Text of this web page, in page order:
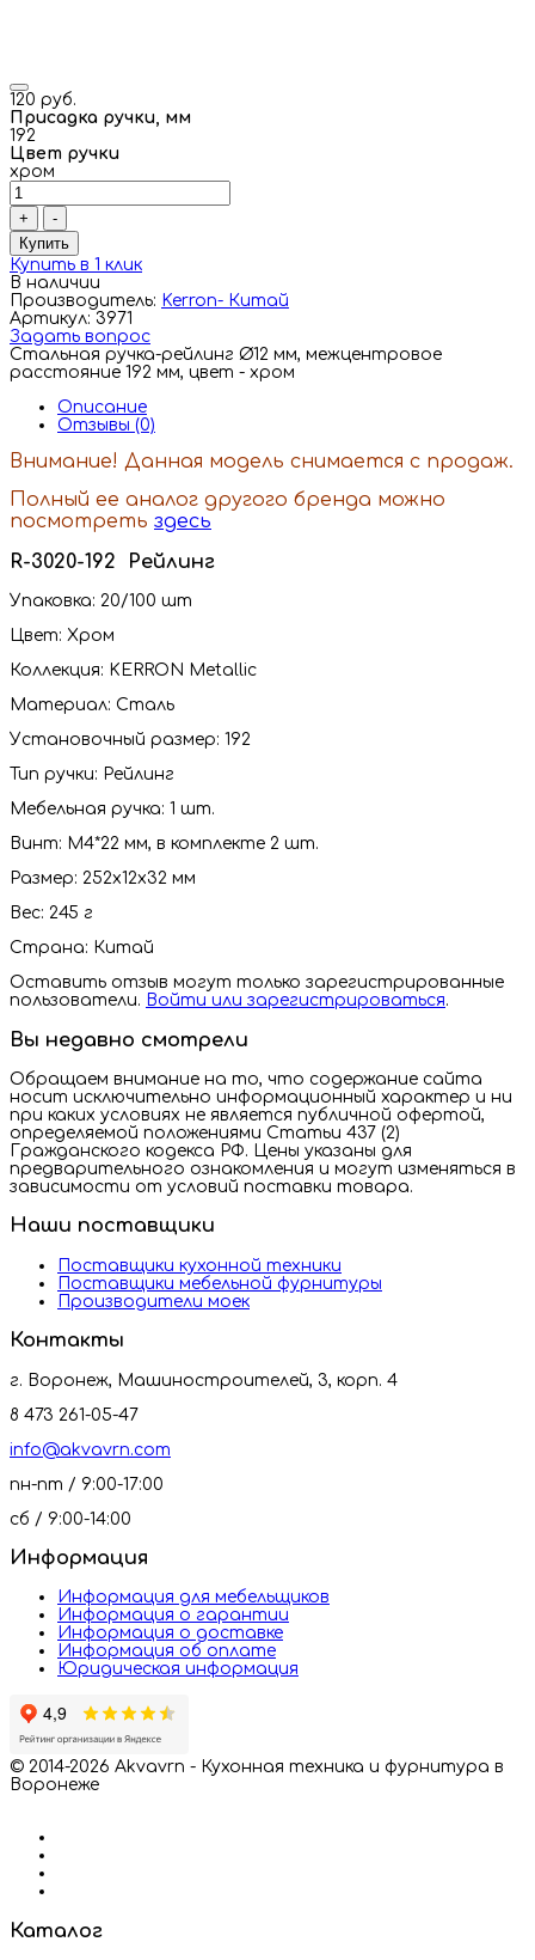
120 руб.
Присадка ручки, мм
192
Цвет ручки
хром
+
-
Купить
Купить в 1 клик
В наличии
Производитель: Kerron- Китай
Артикул: 3971
Задать вопрос
Стальная ручка-рейлинг Ø12 мм, межцентровое
расстояние 192 мм, цвет - хром
Описание
Отзывы (0)
Внимание! Данная модель снимается с продаж.
Полный ее аналог другого бренда можно
посмотреть здесь
R-3020-192 Рейлинг
Упаковка: 20/100 шт
Цвет: Хром
Коллекция: KERRON Metallic
Материал: Сталь
Установочный размер: 192
Тип ручки: Рейлинг
Мебельная ручка: 1 шт.
Винт: M4*22 мм, в комплекте 2 шт.
Размер: 252х12х32 мм
Вес: 245 г
Страна: Китай
Оставить отзыв могут только зарегистрированные
пользователи. Войти или зарегистрироваться.
Вы недавно смотрели
Обращаем внимание на то, что содержание сайта
носит исключительно информационный характер и ни
при каких условиях не является публичной офертой,
определяемой положениями Статьи 437 (2)
Гражданского кодекса РФ. Цены указаны для
предварительного ознакомления и могут изменяться в
зависимости от условий поставки товара.
Наши поставщики
Поставщики кухонной техники
Поставщики мебельной фурнитуры
Производители моек
Контакты
г. Воронеж, Машиностроителей, 3, корп. 4
8 473 261-05-47
info@akvavrn.com
пн-пт / 9:00-17:00
сб / 9:00-14:00
Информация
Информация для мебельщиков
Информация о гарантии
Информация о доставке
Информация об оплате
Юридическая информация
© 2014-2026 Akvavrn - Кухонная техника и фурнитура в
Воронеже
Каталог